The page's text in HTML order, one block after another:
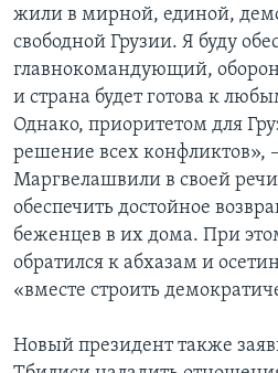
жили в мирной, единой,
свободной Грузии. Я буду
главнокомандующий,
и страна будет готова к
Однако, приоритетом для
решение всех конфликтов»,
Маргвелашвили в своей
обеспечить достойное
беженцев в их дома. При
обратился к абхазам и
«вместе строить
Новый президент также